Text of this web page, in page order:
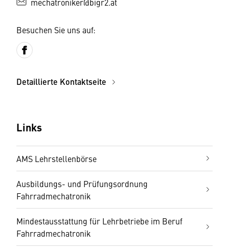
Besuchen Sie uns auf:
Detaillierte Kontaktseite
Links
AMS Lehrstellenbörse
Ausbildungs- und Prüfungsordnung
Fahrradmechatronik
Mindestausstattung für Lehrbetriebe im Beruf
Fahrradmechatronik